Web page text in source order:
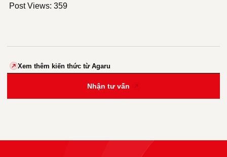
Post Views: 359
Xem thêm kiến thức từ Agaru
Nhận tư vấn